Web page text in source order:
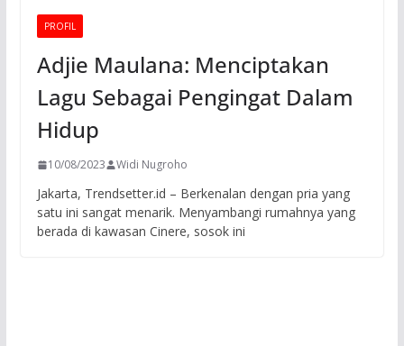
PROFIL
Adjie Maulana: Menciptakan
Lagu Sebagai Pengingat Dalam
Hidup
10/08/2023 Widi Nugroho
Jakarta, Trendsetter.id – Berkenalan dengan pria yang
satu ini sangat menarik. Menyambangi rumahnya yang
berada di kawasan Cinere, sosok ini